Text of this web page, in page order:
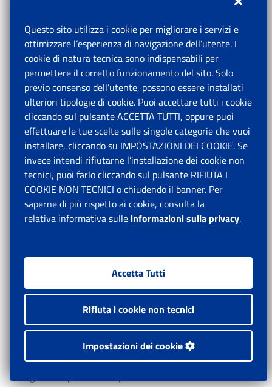
previdenziali e assistenziali propri e per i lavoratori
dipendenti, in scadenza nei dodici mesi successivi alla data
in cui si è verificato l'evento. Il Ministro del lavoro e della
previdenza sociale, di concerto con il Ministro dell'economia
e delle finanze, è autorizzato a determinare, con proprio
decreto, la percentuale dell'esonero fino ad un massimo del
50 per cento.
2. La misura dell'esonero è aumentata del 10 per cento nel
secondo anno e per gli anni successivi, qualora le condizioni
di cui all'articolo 5, comma 1, si verifichino a carico della
stessa azienda per due o più anni consecutivi.
3. L'esonero è accordato dall'ente impositore su
presentazione di apposita domanda degli interessati,
corredata da dichiarazione resa ai sensi e per gli effetti della
legislazione in materia”.
L'esonero parziale del pagamento dei contributi
previdenziali e assistenziali in scadenza nei dodici mesi
successivi dalla data in cui ha avuto fine l’evento
avverso (risultante dal decreto ministeriale di
declaratoria) è riconosciuto nei limiti della
contribuzione dovuta al netto di altre agevolazioni o
riduzioni delle aliquote di finanziamento della
previdenza obbligatoria, previste dalla normativa
Questo sito utilizza i cookie per migliorare i servizi e
ottimizzare l’esperienza di navigazione dell’utente. I
cookie di natura tecnica sono indispensabili per
permettere il corretto funzionamento del sito. Solo
previo consenso dell’utente, possono essere installati
ulteriori tipologie di cookie. Puoi accettare tutti i cookie
cliccando sul pulsante ACCETTA TUTTI, oppure puoi
effettuare le tue scelte sulle singole categorie che vuoi
installare, cliccando su IMPOSTAZIONI DEI COOKIE. Se
invece intendi rifiutarne l’installazione dei cookie non
tecnici, puoi farlo cliccando sul pulsante RIFIUTA I
COOKIE NON TECNICI o chiudendo il banner. Per
saperne di più rispetto ai cookie, consulta la
relativa informativa sulle informazioni sulla privacy.
Accetta Tutti
Rifiuta i cookie non tecnici
Impostazioni dei cookie